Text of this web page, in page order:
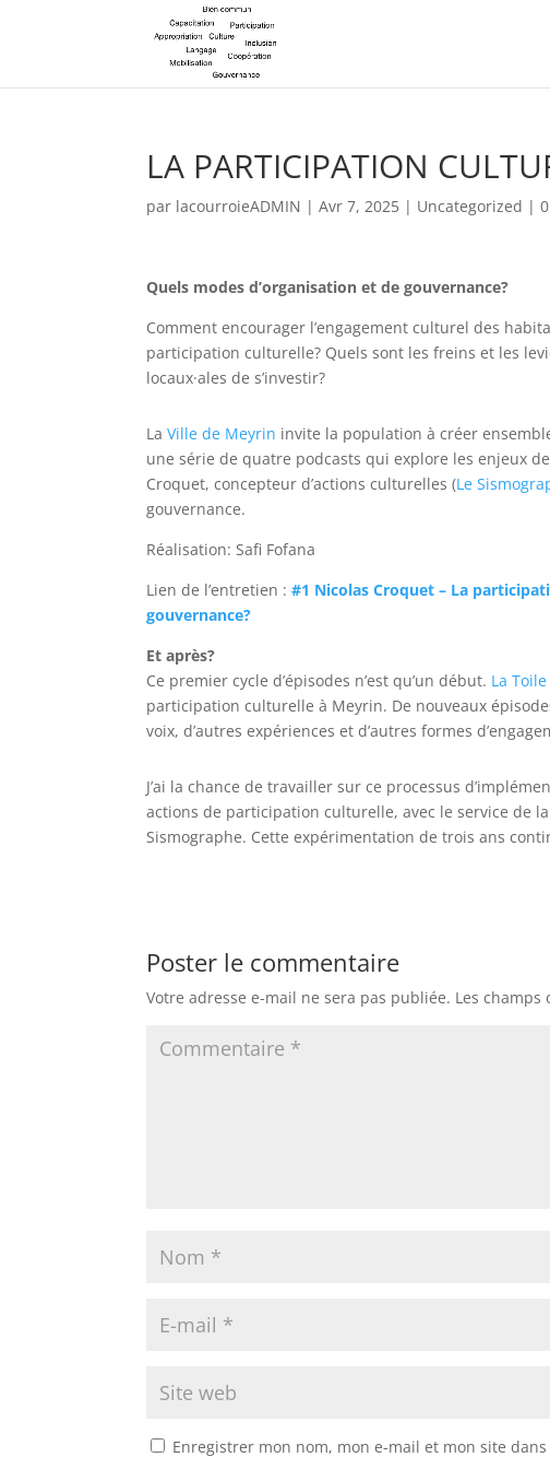
LA PARTICIPATION
par lacourroieADMIN |Avr 7, 2025 | Uncategorized |
Quels modes d’organisation et de gouvernance?
Comment encourager l’engagement culturel des
participation culturelle? Quels sont les freins et les
locaux·ales de s’investir?
LaVille de Meyrin invite la population à créer
une série de quatre podcasts qui explore les enjeux
Croquet, concepteur d’actions culturelles (Le
gouvernance.
Réalisation: Safi Fofana
Lien de l’entretien :#1 Nicolas Croquet – La
gouvernance?
Et après?
Ce premier cycle d’épisodes n’est qu’un début. La Toile
participation culturelle à Meyrin. De nouveaux
voix, d’autres expériences et d’autres formes
J’ai la chance de travailler sur ce processus
actions de participation culturelle, avec le service de
Sismographe. Cette expérimentation de trois ans
Poster le commentaire
Votre adresse e-mail ne sera pas publiée. Les
Enregistrer mon nom, mon e-mail et mon site